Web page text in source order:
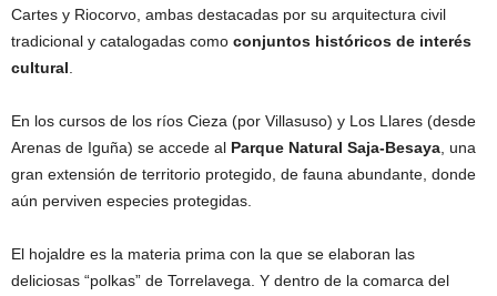
Cartes y Riocorvo, ambas destacadas por su arquitectura civil
tradicional y catalogadas como conjuntos históricos de interés
cultural
En los cursos de los ríos Cieza (por Villasuso) y Los Llares (desde
Arenas de Iguña) se accede al Parque Natural Saja-Besaya , una
gran extensión de territorio protegido, de fauna abundante, donde
aún perviven especies protegidas.
El hojaldre es la materia prima con la que se elaboran las
deliciosas “polkas” de Torrelavega. Y dentro de la comarca del